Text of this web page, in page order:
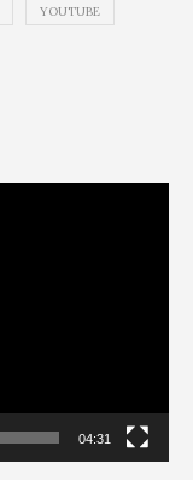
YOUTUBE
04:31